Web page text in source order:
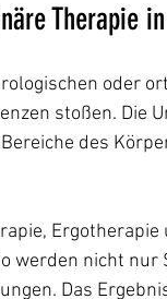
Therapie
oder
stoßen. Die
des
werden nicht
Das